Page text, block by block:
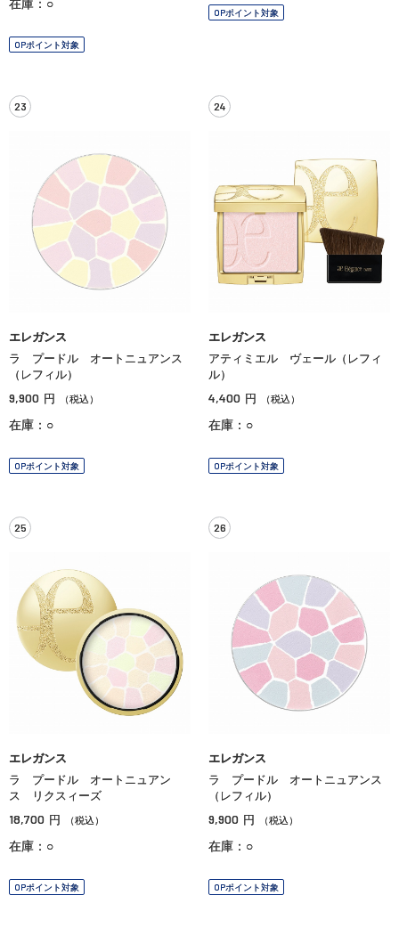
在庫：○
OPポイント対象
OPポイント対象
23
エレガンス
ラ プードル オートニュアンス
（レフィル）
9,900 円 （税込）
在庫：○
OPポイント対象
24
エレガンス
アティミエル ヴェール（レフィ
ル）
4,400 円 （税込）
在庫：○
OPポイント対象
25
エレガンス
ラ プードル オートニュアン
ス リクスィーズ
18,700 円 （税込）
在庫：○
OPポイント対象
26
エレガンス
ラ プードル オートニュアンス
（レフィル）
9,900 円 （税込）
在庫：○
OPポイント対象